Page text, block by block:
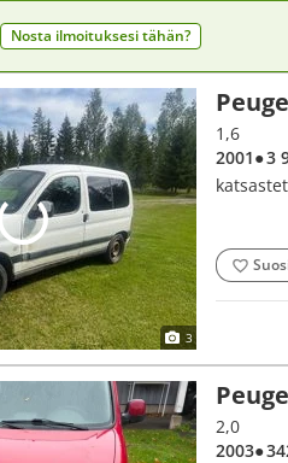
Nosta ilmoituksesi tähän?
3
1,6
2001● 3
2,0
2003●